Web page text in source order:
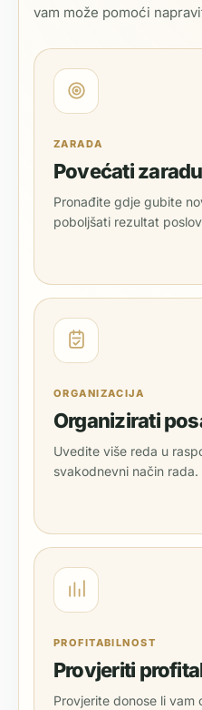
vam može pomoći
ZARADA
Povećati zaradu
Pronađite gdje gubite
poboljšati rezultat
ORGANIZACIJA
Organizirati
Uvedite više reda u
svakodnevni način rada.
PROFITABILNOST
Provjeriti
Provjerite donose li vam